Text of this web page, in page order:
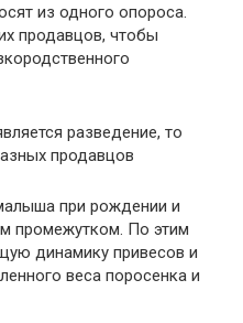
из одного опороса.
продавцов, чтобы
разведение, то
продавцов
при рождении и
промежутком. По этим
динамику привесов и
веса поросенка и